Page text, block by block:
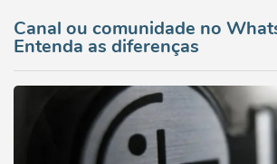
Canal ou comunidade no
Entenda as diferenças